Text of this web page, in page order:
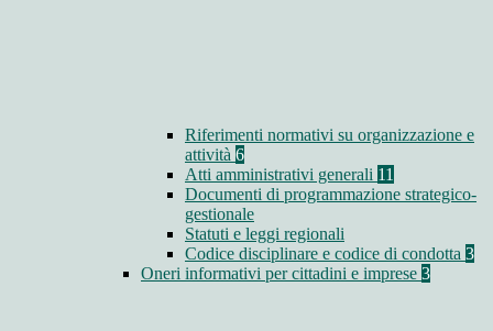
Riferimenti normativi su organizzazione e
attività 6
Atti amministrativi generali 11
Documenti di programmazione strategico-
gestionale
Statuti e leggi regionali
Codice disciplinare e codice di condotta 3
Oneri informativi per cittadini e imprese 3